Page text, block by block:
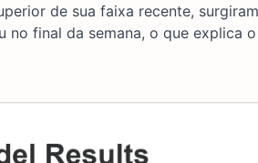
de sua faixa recente,
final da semana, o que explica